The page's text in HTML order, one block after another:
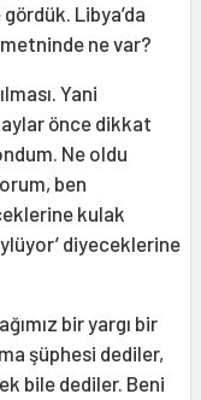
Libya’da
ne var?
Yani
aylar önce dikkat
Ne oldu
ben
kulak
diyeceklerine
bir yargı bir
şüphesi dediler,
bile dediler. Beni